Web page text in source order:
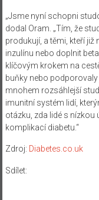
„Jsme nyní schopni
dodal Oram. „Tím, že
produkují, a těmi, kteří
inzulínu nebo doplnit
klíčovým krokem na
buňky nebo
mnohem rozsáhlejší
imunitní systém lidí,
otázku, zda lidé s nízkou
komplikací diabetu.“
Zdroj: Diabetes.co.uk
Sdílet: